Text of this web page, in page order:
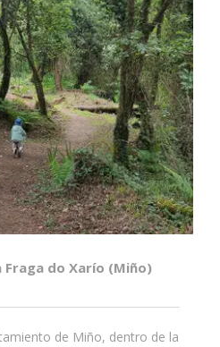
Fraga do Xarío (Miño)
de Miño, dentro de la